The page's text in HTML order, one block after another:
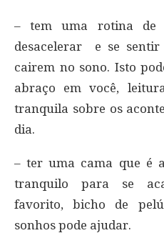
– tem uma rotina de
desacelerar e se
cairem no sono. Isto
abraço em você,
tranquila sobre os
dia.
– ter uma cama que é
tranquilo para se
favorito, bicho de
sonhos pode ajudar.